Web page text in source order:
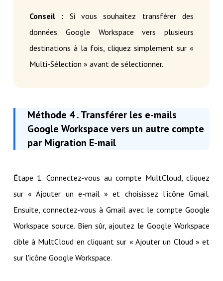
Conseil : Si vous souhaitez transférer des
données Google Workspace vers plusieurs
destinations à la fois, cliquez simplement sur «
Multi-Sélection » avant de sélectionner.
Méthode 4 . Transférer les e-mails
Google Workspace vers un autre compte
par Migration E-mail
Étape 1. Connectez-vous au compte MultCloud, cliquez
sur « Ajouter un e-mail » et choisissez l'icône Gmail.
Ensuite, connectez-vous à Gmail avec le compte Google
Workspace source. Bien sûr, ajoutez le Google Workspace
cible à MultCloud en cliquant sur « Ajouter un Cloud » et
sur l'icône Google Workspace.